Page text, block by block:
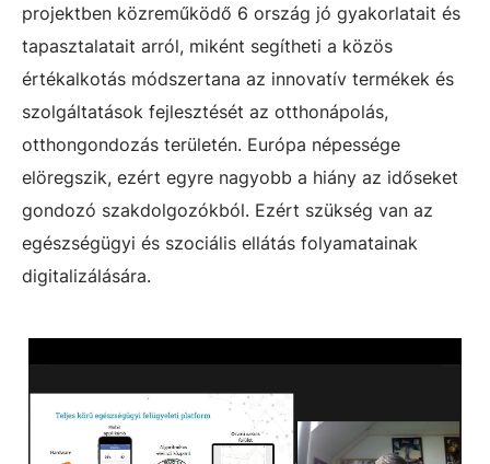
projektben közreműködő 6 ország jó gyakorlatait és
tapasztalatait arról, miként segítheti a közös
értékalkotás módszertana az innovatív termékek és
szolgáltatások fejlesztését az otthonápolás,
otthongondozás területén. Európa népessége
elöregszik, ezért egyre nagyobb a hiány az időseket
gondozó szakdolgozókból. Ezért szükség van az
egészségügyi és szociális ellátás folyamatainak
digitalizálására.